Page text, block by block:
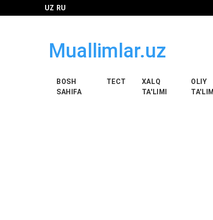
UZ RU
Muallimlar.uz
BOSH
SAHIFA
ТЕСТ
XALQ
TA'LIMI
OLIY
TA'LIM